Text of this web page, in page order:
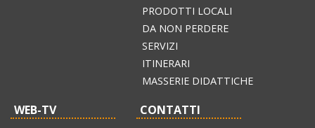
PRODOTTI LOCALI
DA NON PERDERE
SERVIZI
ITINERARI
MASSERIE DIDATTICHE
WEB-TV CONTATTI